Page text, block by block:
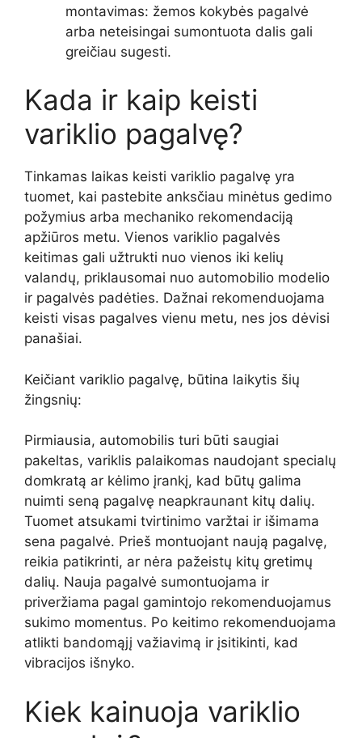
montavimas: žemos kokybės pagalvė
arba neteisingai sumontuota dalis gali
greičiau sugesti.
Kada ir kaip keisti
variklio pagalvę?
Tinkamas laikas keisti variklio pagalvę yra
tuomet, kai pastebite anksčiau minėtus gedimo
požymius arba mechaniko rekomendaciją
apžiūros metu. Vienos variklio pagalvės
keitimas gali užtrukti nuo vienos iki kelių
valandų, priklausomai nuo automobilio modelio
ir pagalvės padėties. Dažnai rekomenduojama
keisti visas pagalves vienu metu, nes jos dėvisi
panašiai.
Keičiant variklio pagalvę, būtina laikytis šių
žingsnių:
Pirmiausia, automobilis turi būti saugiai
pakeltas, variklis palaikomas naudojant specialų
domkratą ar kėlimo įrankį, kad būtų galima
nuimti seną pagalvę neapkraunant kitų dalių.
Tuomet atsukami tvirtinimo varžtai ir išimama
sena pagalvė. Prieš montuojant naują pagalvę,
reikia patikrinti, ar nėra pažeistų kitų gretimų
dalių. Nauja pagalvė sumontuojama ir
priveržiama pagal gamintojo rekomenduojamus
sukimo momentus. Po keitimo rekomenduojama
atlikti bandomąjį važiavimą ir įsitikinti, kad
vibracijos išnyko.
Kiek kainuoja variklio